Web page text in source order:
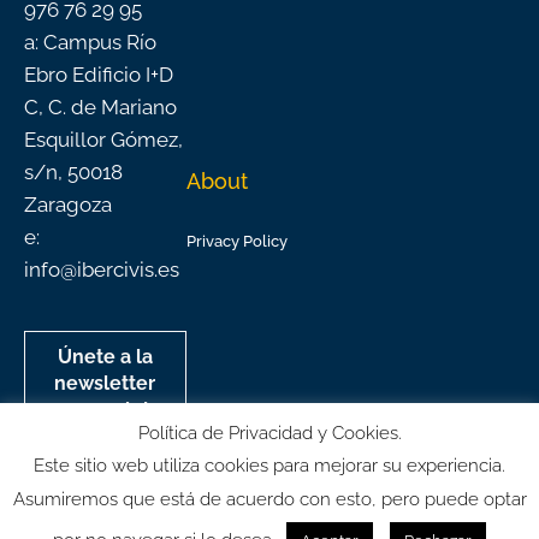
976 76 29 95
a: Campus Río
Ebro Edificio I+D
C, C. de Mariano
Esquillor Gómez,
s/n, 50018
Zaragoza
e:
info@ibercivis.es
Únete a la
newsletter
mensual de
Ibercivis
About
Privacy Policy
Política de Privacidad y Cookies.
Este sitio web utiliza cookies para mejorar su experiencia.
Asumiremos que está de acuerdo con esto, pero puede optar